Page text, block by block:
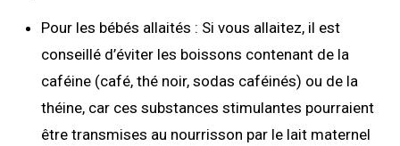
Pour les bébés allaités : Si vous allaitez, il est
conseillé d’éviter les boissons contenant de la
caféine (café, thé noir, sodas caféinés) ou de la
théine, car ces substances stimulantes pourraient
être transmises au nourrisson par le lait maternel